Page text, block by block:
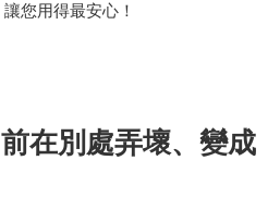
您用得最安心！
在別處弄壞、變成